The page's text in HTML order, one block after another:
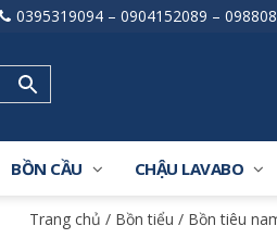
0395319094 – 0904152089 –
BỒN CẦU CHẬU LAVABO
Trang chủ / Bồn tiểu / Bồn tiêu